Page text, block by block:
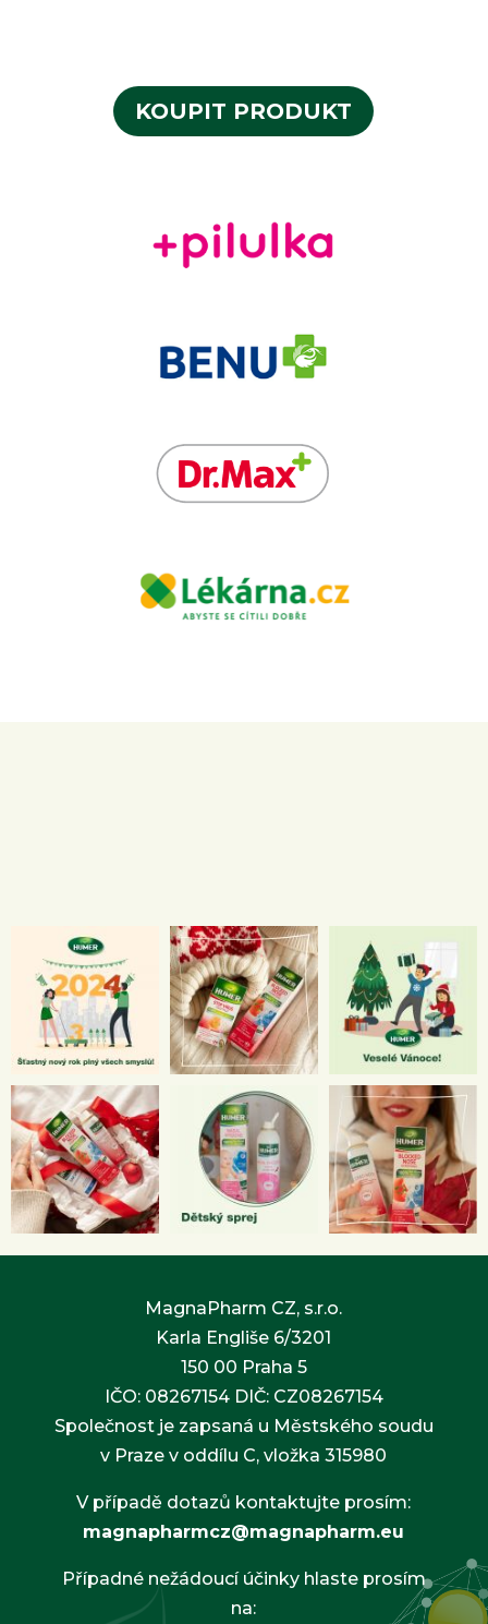
KOUPIT PRODUKT
MagnaPharm CZ, s.r.o.
Karla Engliše 6/3201
150 00 Praha 5
IČO: 08267154 DIČ: CZ08267154
Společnost je zapsaná u Městského soudu
v Praze v oddílu C, vložka 315980
V případě dotazů kontaktujte prosím:
magnapharmcz@magnapharm.eu
Případné nežádoucí účinky hlaste prosím
na: